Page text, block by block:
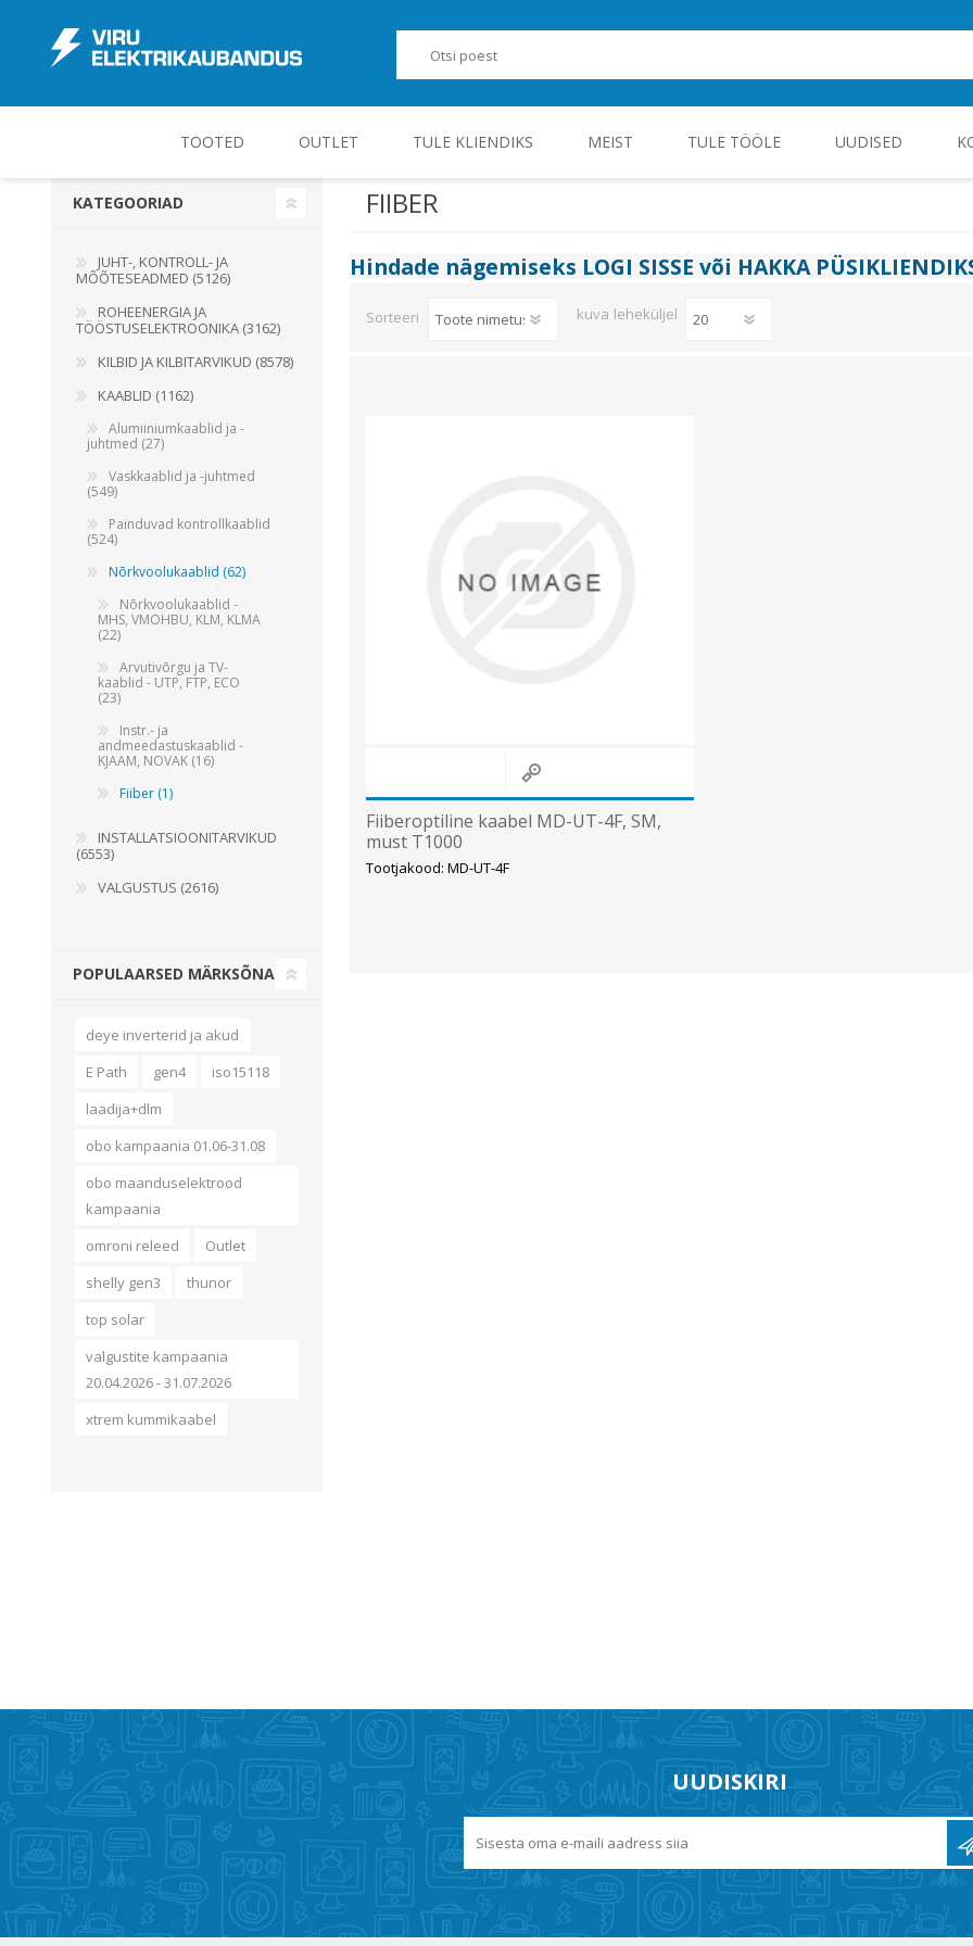
TOOTED
Elektromehaaniline relee
Pooljuhtreleed
Toiteplokid AC/DC, DC/DC
Vaata kõiki
ROHEENERGIA JA TÖÖSTUSELEKTROONIKA
Kontrollerid
Alumiiniumkaablid ja -juhtmed
Painduvad kontrollkaablid
Nõrkvoolukaablid
OUTLET TULE KLIENDIKS MEIST TULE TÖÖLE UUDISED
FIIBER
Hindade nägemiseks LOGI SISSE või HAKKA
Sorteeri kuva leheküljel
Fiiberoptiline kaabel MD-UT-4F, SM,
must T1000
Tootjakood: MD-UT-4F
KATEGOORIAD
JUHT-, KONTROLL- JA
MÕÕTESEADMED (5126)
ROHEENERGIA JA
TÖÖSTUSELEKTROONIKA (3162)
KILBID JA KILBITARVIKUD (8578)
KAABLID (1162)
Alumiiniumkaablid ja -
juhtmed (27)
Vaskkaablid ja -juhtmed
(549)
Painduvad kontrollkaablid
(524)
Nõrkvoolukaablid (62)
Nõrkvoolukaablid -
MHS, VMOHBU, KLM, KLMA
(22)
Arvutivõrgu ja TV-
kaablid - UTP, FTP, ECO
(23)
Instr.- ja
andmeedastuskaablid -
KJAAM, NOVAK (16)
Fiiber (1)
INSTALLATSIOONITARVIKUD
(6553)
VALGUSTUS (2616)
POPULAARSED MÄRKSÕNAD
deye inverterid ja akud
E Path
gen4
iso15118
laadija+dlm
obo kampaania 01.06-31.08
obo maanduselektrood
kampaania
omroni releed
Outlet
shelly gen3
thunor
top solar
valgustite kampaania
20.04.2026 - 31.07.2026
xtrem kummikaabel
UUDISKIRI